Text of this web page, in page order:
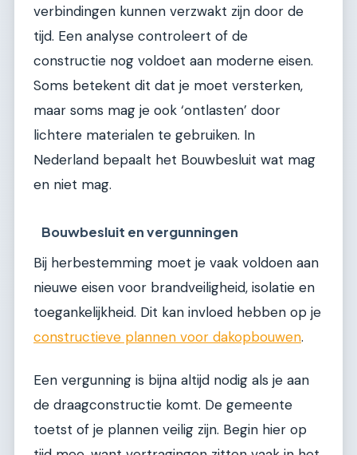
verbindingen kunnen verzwakt zijn door de
tijd. Een analyse controleert of de
constructie nog voldoet aan moderne eisen.
Soms betekent dit dat je moet versterken,
maar soms mag je ook ‘ontlasten’ door
lichtere materialen te gebruiken. In
Nederland bepaalt het Bouwbesluit wat mag
en niet mag.
Bouwbesluit en vergunningen
Bij herbestemming moet je vaak voldoen aan
nieuwe eisen voor brandveiligheid, isolatie en
toegankelijkheid. Dit kan invloed hebben op je
constructieve plannen voor dakopbouwen.
Een vergunning is bijna altijd nodig als je aan
de draagconstructie komt. De gemeente
toetst of je plannen veilig zijn. Begin hier op